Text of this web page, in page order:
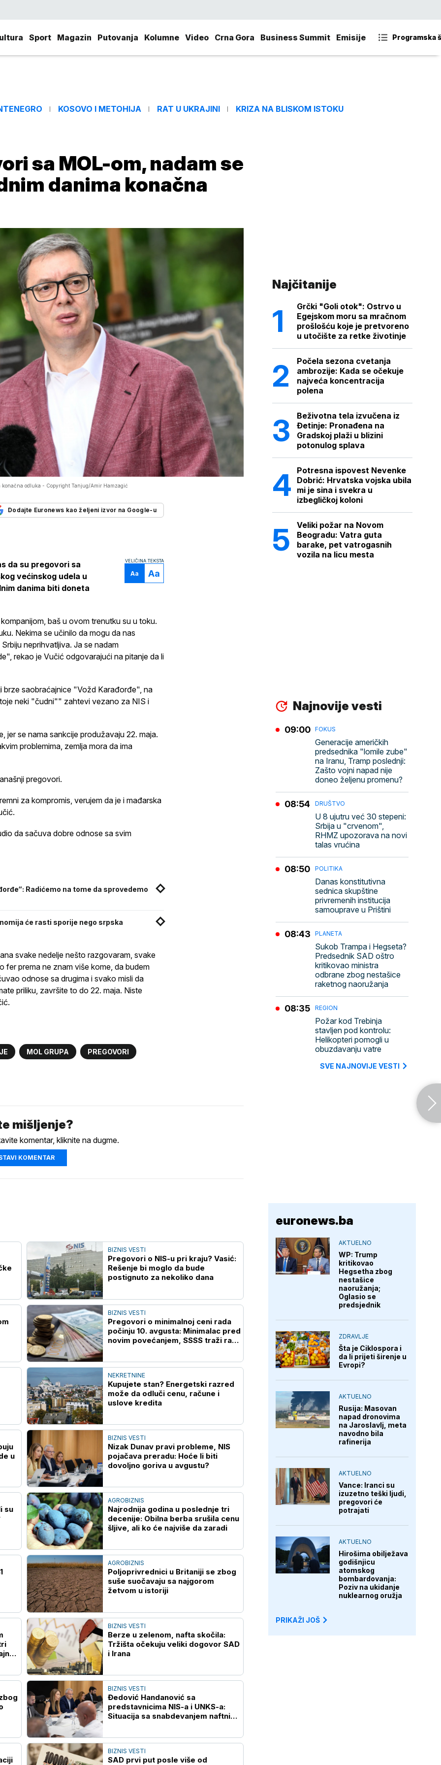
Sport Magazin Putovanja Kolumne Video Crna Gora Business Summit Emisije Programska
KOSOVO I METOHIJA RAT U UKRAJINI KRIZA NA BLISKOM ISTOKU
sa MOL-om, nadam se
danima konačna
konačna odluka - Copyright Tanjug/Amir Hamzagić
Dodajte Euronews kao željeni izvor na Google-u
VELIČINA TEKSTA
Aa Aa
da su pregovori sa
većinskog udela u
danima biti doneta
baš u ovom trenutku su u toku.
Nekima se učinilo da mogu da nas
neprihvatljiva. Ja se nadam
rekao je Vučić odgovarajući na pitanje da li
brze saobraćajnice "Vožd Karađorđe", na
neki "čudni"" zahtevi vezano za NIS i
jer se nama sankcije produžavaju 22. maja.
problemima, zemlja mora da ima
pregovori.
za kompromis, verujem da je i mađarska
da sačuva dobre odnose sa svim
Radićemo na tome da sprovedemo
će rasti sporije nego srpska
svake nedelje nešto razgovaram, svake
fer prema ne znam više kome, da budem
odnose sa drugima i svako misli da
priliku, završite to do 22. maja. Niste
MOL GRUPA PREGOVORI
mišljenje?
komentar, kliknite na dugme.
KOMENTAR
BIZNIS VESTI
Pregovori o NIS-u pri kraju? Vasić:
Rešenje bi moglo da bude
postignuto za nekoliko dana
BIZNIS VESTI
Pregovori o minimalnoj ceni rada
počinju 10. avgusta: Minimalac pred
novim povećanjem, SSSS traži rast
NEKRETNINE
Kupujete stan? Energetski razred
može da odluči cenu, račune i
uslove kredita
u
BIZNIS VESTI
Nizak Dunav pravi probleme, NIS
pojačava preradu: Hoće li biti
dovoljno goriva u avgustu?
su
AGROBIZNIS
Najrodnija godina u poslednje tri
decenije: Obilna berba srušila cenu
šljive, ali ko će najviše da zaradi
AGROBIZNIS
Poljoprivrednici u Britaniji se zbog
suše suočavaju sa najgorom
žetvom u istoriji
BIZNIS VESTI
Berze u zelenom, nafta skočila:
Tržišta očekuju veliki dogovor SAD
i Irana
BIZNIS VESTI
Đedović Handanović sa
predstavnicima NIS-a i UNKS-a:
Situacija sa snabdevanjem naftnim
BIZNIS VESTI
SAD prvi put posle više od
Najčitanije
Grčki "Goli otok": Ostrvo u
Egejskom moru sa mračnom
prošlošću koje je pretvoreno
u utočište za retke životinje
Počela sezona cvetanja
ambrozije: Kada se očekuje
najveća koncentracija
polena
Beživotna tela izvučena iz
Đetinje: Pronađena na
Gradskoj plaži u blizini
potonulog splava
Potresna ispovest Nevenke
Dobrić: Hrvatska vojska ubila
mi je sina i svekra u
izbegličkoj koloni
Veliki požar na Novom
Beogradu: Vatra guta
barake, pet vatrogasnih
vozila na licu mesta
Najnovije vesti
FOKUS
Generacije američkih
predsednika "lomile zube"
na Iranu, Tramp poslednji:
Zašto vojni napad nije
doneo željenu promenu?
09:00
DRUŠTVO
U 8 ujutru već 30 stepeni:
Srbija u "crvenom",
RHMZ upozorava na novi
talas vrućina
08:54
POLITIKA
Danas konstitutivna
sednica skupštine
privremenih institucija
samouprave u Prištini
08:50
PLANETA
Sukob Trampa i Hegseta?
Predsednik SAD oštro
kritikovao ministra
odbrane zbog nestašice
raketnog naoružanja
08:43
REGION
Požar kod Trebinja
stavljen pod kontrolu:
Helikopteri pomogli u
obuzdavanju vatre
08:35
SVE NAJNOVIJE VESTI
euronews.ba
AKTUELNO
WP: Trump
kritikovao
Hegsetha zbog
nestašice
naoružanja;
Oglasio se
predsjednik
ZDRAVLJE
Šta je Ciklospora i
da li prijeti širenje u
Evropi?
AKTUELNO
Rusija: Masovan
napad dronovima
na Jaroslavlj, meta
navodno bila
rafinerija
AKTUELNO
Vance: Iranci su
izuzetno teški ljudi,
pregovori će
potrajati
AKTUELNO
Hirošima obilježava
godišnjicu
atomskog
bombardovanja:
Poziv na ukidanje
nuklearnog oružja
PRIKAŽI JOŠ